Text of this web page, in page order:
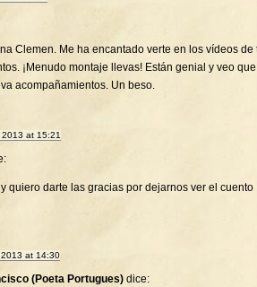
Clemen. Me ha encantado verte en los vídeos de
¡Menudo montaje llevas! Están genial y veo que
acompañamientos. Un beso.
at 15:21
quiero darte las gracias por dejarnos ver el cuento
at 14:30
(Poeta Portugues) dice: